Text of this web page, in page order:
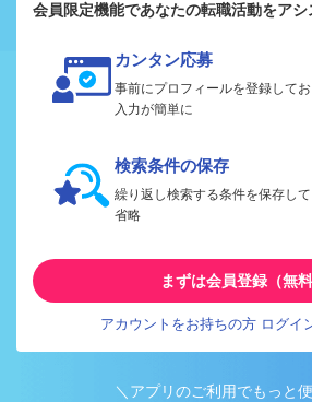
会員限定機能であなたの転職活動をアシ
カンタン応募
事前にプロフィールを登録して
入力が簡単に
検索条件の保存
繰り返し検索する条件を保存し
省略
まずは会員登録（無料
アカウントをお持ちの方 ログイ
＼アプリのご利用でもっと